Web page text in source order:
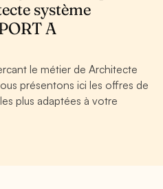
système
A
le métier de Architecte
présentons ici les offres de
plus adaptées à votre